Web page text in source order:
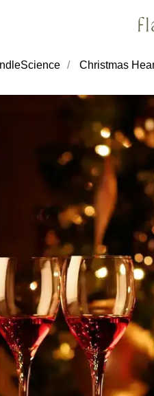
/ Christmas